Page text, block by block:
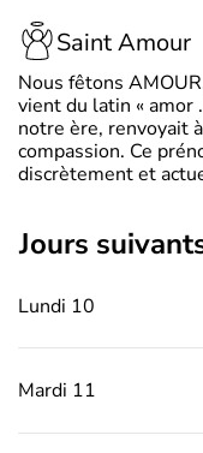
Saint Amour
Nous fêtons
vient du latin « amor
notre ère, renvoyait
compassion. Ce
discrètement et
jours
Lundi 10
Mardi 11